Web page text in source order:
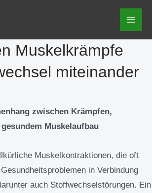
Muskelkrämpfe
miteinander
zwischen Krämpfen,
Muskelaufbau
Muskelkontraktionen, die oft
in Verbindung
auch Stoffwechselstörungen. Ein